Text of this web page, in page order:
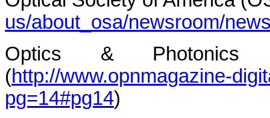
us/about_osa/newsroom/
Optics &
(http://www.opnmagazine-
pg=14#pg14)